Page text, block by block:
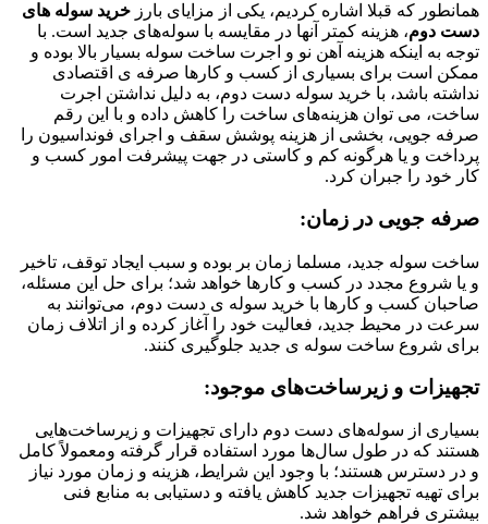
همانطور که قبلا اشاره کردیم، یکی از مزایای بارز خرید سوله های
دست دوم، هزینه کمتر آنها در مقایسه با سوله‌های جدید است. با
توجه به اینکه هزینه آهن نو و اجرت ساخت سوله بسیار بالا بوده و
ممکن است برای بسیاری از کسب و کارها صرفه ی اقتصادی
نداشته باشد، با خرید سوله دست دوم، به دلیل نداشتن اجرت
ساخت، می توان هزینه‌های ساخت را کاهش داده و با این رقم
صرفه جویی، بخشی از هزینه پوشش سقف و اجرای فونداسیون را
پرداخت و یا هرگونه کم و کاستی در جهت پیشرفت امور کسب و
کار خود را جبران کرد.
صرفه جویی در زمان:
ساخت سوله جدید، مسلما زمان بر بوده و سبب ایجاد توقف، تاخیر
و یا شروع مجدد در کسب و کارها خواهد شد؛ برای حل این مسئله،
صاحبان کسب و کارها با خرید سوله ی دست دوم، می‌توانند به
سرعت در محیط جدید، فعالیت خود را آغاز کرده و از اتلاف زمان
برای شروع ساخت سوله ی جدید جلوگیری کنند.
تجهیزات و زیرساخت‌های موجود:
بسیاری از سوله‌های دست دوم دارای تجهیزات و زیرساخت‌هایی
هستند که در طول سال‌ها مورد استفاده قرار گرفته ومعمولاً کامل
و در دسترس هستند؛ با وجود این شرایط، هزینه و زمان مورد نیاز
برای تهیه تجهیزات جدید کاهش یافته و دستیابی به منابع فنی
بیشتری فراهم خواهد شد.